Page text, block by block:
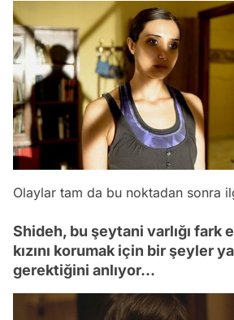
Olaylar tam da bu noktadan sonra
Shideh, bu şeytani varlığı fark
kızını korumak için bir şeyler
gerektiğini anlıyor...